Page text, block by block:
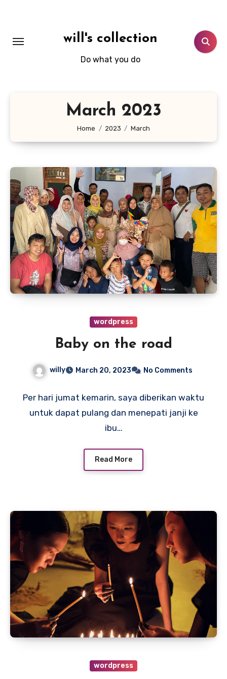
will's collection
Do what you do
March 2023
Home 2023 March
wordpress
Baby on the road
willy March 20, 2023 No Comments
Per hari jumat kemarin, saya diberikan waktu
untuk dapat pulang dan menepati janji ke
ibu…
Read More
wordpress